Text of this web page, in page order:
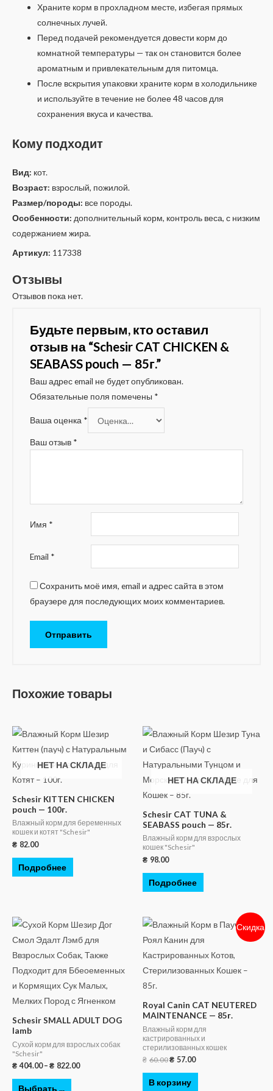
Храните корм в прохладном месте, избегая прямых
солнечных лучей.
Перед подачей рекомендуется довести корм до
комнатной температуры — так он становится более
ароматным и привлекательным для питомца.
После вскрытия упаковки храните корм в холодильнике
и используйте в течение не более 48 часов для
сохранения вкуса и качества.
Кому подходит
Вид: кот.
Возраст: взрослый, пожилой.
Размер/породы: все породы.
Особенности: дополнительный корм, контроль веса, с низким
содержанием жира.
Артикул: 117338
Отзывы
Отзывов пока нет.
Будьте первым, кто оставил
отзыв на “Schesir CAT CHICKEN &
SEABASS pouch — 85г.”
Ваш адрес email не будет опубликован.
Обязательные поля помечены *
Ваша оценка *
Ваш отзыв *
Имя *
Email *
Сохранить моё имя, email и адрес сайта в этом
браузере для последующих моих комментариев.
Похожие товары
НЕТ НА СКЛАДЕ
Schesir KITTEN CHICKEN
pouch — 100г.
Влажный корм для беременных
кошек и котят "Schesir"
₴ 82.00
Подробнее
НЕТ НА СКЛАДЕ
Schesir CAT TUNA &
SEABASS pouch — 85г.
Влажный корм для взрослых
кошек "Schesir"
₴ 98.00
Подробнее
Schesir SMALL ADULT DOG
lamb
Сухой корм для взрослых собак
"Schesir"
₴ 404.00– ₴ 822.00
Выбрать ...
Скидка
Royal Canin CAT NEUTERED
MAINTENANCE — 85г.
Влажный корм для
кастрированных и
стерилизованных кошек
₴ 60.00₴ 57.00
В корзину